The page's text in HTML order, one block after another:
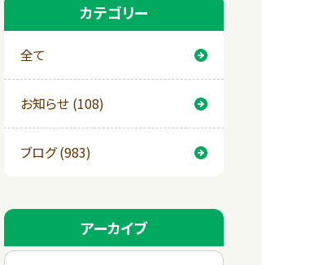
カテゴリー
全て
お知らせ (108)
ブログ (983)
アーカイブ